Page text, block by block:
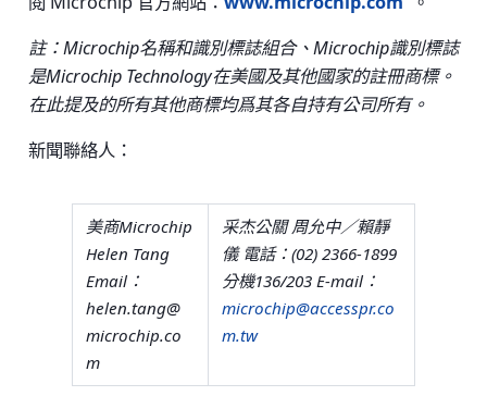
註：Microchip名稱和識別標誌組合、Microchip識別標誌
是Microchip Technology在美國及其他國家的註冊商標。
在此提及的所有其他商標均爲其各自持有公司所有。
新聞聯絡人：
美商Microchip
Helen Tang
Email：
helen.tang@
microchip.co
m
采杰公關 周允中／賴靜
儀 電話：(02) 2366-1899
分機136/203 E-mail：
microchip@accesspr.co
m.tw